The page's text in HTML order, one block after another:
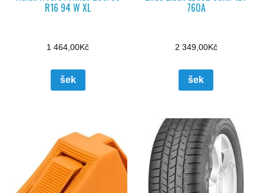
R16 94 W XL
1 464,00Kč
šek
760A
2 349,00Kč
šek